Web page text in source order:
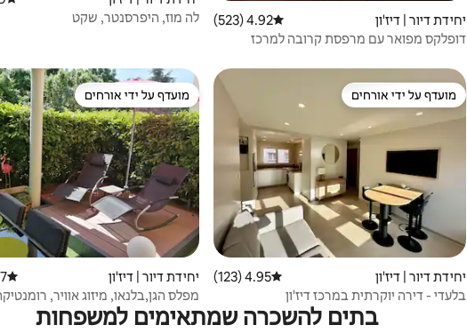
יחידת דיור | דיז'ון דירוג ממוצע של 4.92 מתוך 5, 523 ביקורות
4.92 (523)
דופלקס מפואר עם מרפסת קרובה למרכז
לה מוז, היפרסנטר, שקט
מועדף על ידי אורחים
מועדף על ידי אורחים
יחידת דיור | דיז'ון דירוג ממוצע של 4.95 מתוך 5, 123 ביקורות
4.95 (123)
בלעדי - דירה יוקרתית במרכז דיז'ון
מועדף על ידי אורחים
מועדף על ידי אורחים
יחידת דיור | דיז'ון דירוג
מפלס הגן,בלנאו, מיזוג אוויר,
❤️2
בתים להשכרה שמתאימים למשפחות